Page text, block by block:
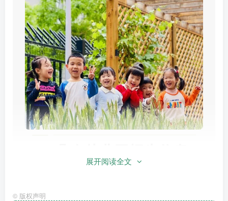
展开阅读全文
© 版权声明